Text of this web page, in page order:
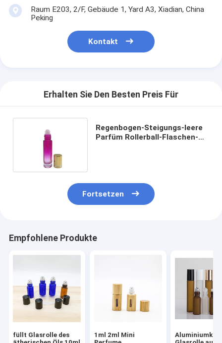
Raum E203, 2/F, Gebäude 1, Yard A3, Xiadian, China
Peking
Kontakt
Erhalten Sie Den Besten Preis Für
Regenbogen-Steigungs-leere
Parfüm Rollerball-Flaschen-
Fortsetzen
Empfohlene Produkte
füllt Glasrolle des
1ml 2ml Mini